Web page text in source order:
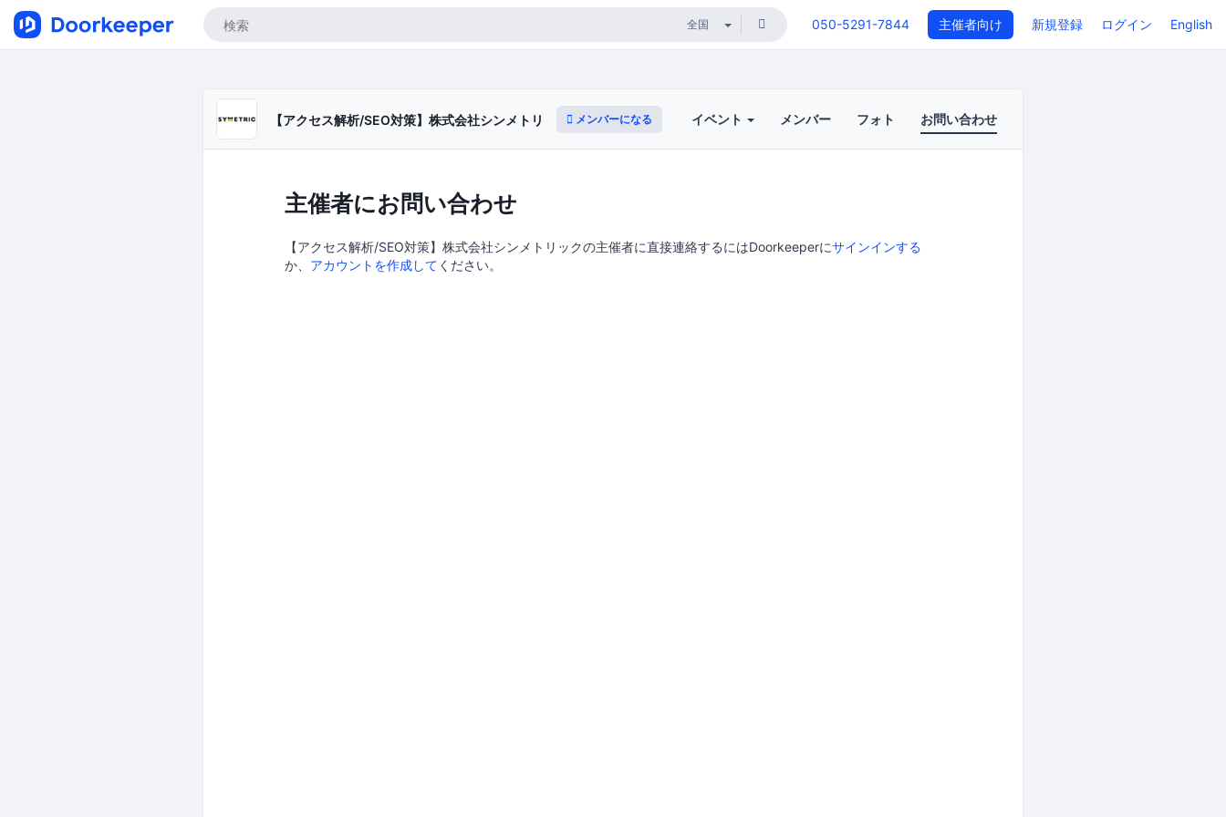
050-5291-7844 主催者向け 新規登録 ログイン English
【アクセス解析/SEO対策】株式会社シンメトリック メンバーになる イベント メンバー フォト お問い合わせ
主催者にお問い合わせ
【アクセス解析/SEO対策】株式会社シンメトリックの主催者に直接連絡するにはDoorkeeperにサインインする
か、 アカウントを作成して ください。